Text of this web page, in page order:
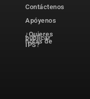
Contáctenos
Apóyenos
¿Quieres
publicar
notas de
IPS?